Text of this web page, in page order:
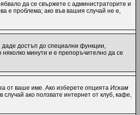
да се свържете с администраторите и
е проблема; ако във вашия случай не е,
достъп до специални функции,
минути и е препоръчително да се
от ваше име. Ако изберете опцията Искам
ако ползвате интернет от клуб, кафе,